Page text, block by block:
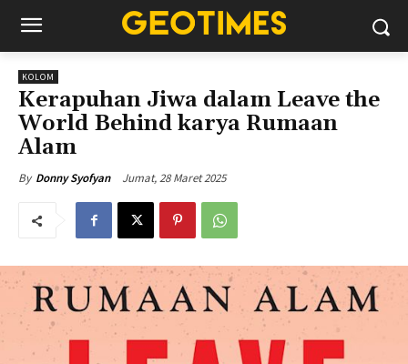
KOLOM
Kerapuhan Jiwa dalam Leave the
World Behind karya Rumaan
Alam
By Donny Syofyan Jumat, 28 Maret 2025